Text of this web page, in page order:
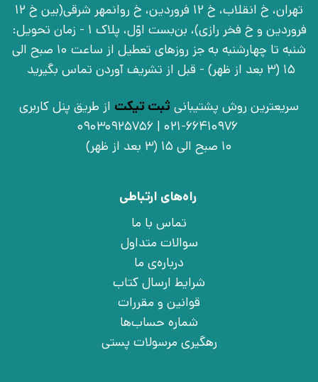
تهران، خ انقلاب، خ 12 فروردین، خ روانمهر شرقی(بین خ 12
فروردین و خ فخر رازی)، بن‌بست اوّل، پلاک 1 - زمان تحویل:
شنبه تا چهارشنبه به جز روزهای تعطیل از ساعت 10 صبح الی
15 (3 بعد از ظهر) - قبل از تشریف آوردن تماس بگیرید
سریعترین روش پشتیبانی ثبت تیکت از طریق پنل کاربری
021-66410976 | 09030925756
10 صبح الی 15 (3 بعد از ظهر)
راه‌های ارتباطی
تماس با ما
سوالات متداول
درباره‌ی ما
شرایط ارسال کتاب
قوانین و مقررات
شماره حساب‌ها
رهگیری مرسولات پستی